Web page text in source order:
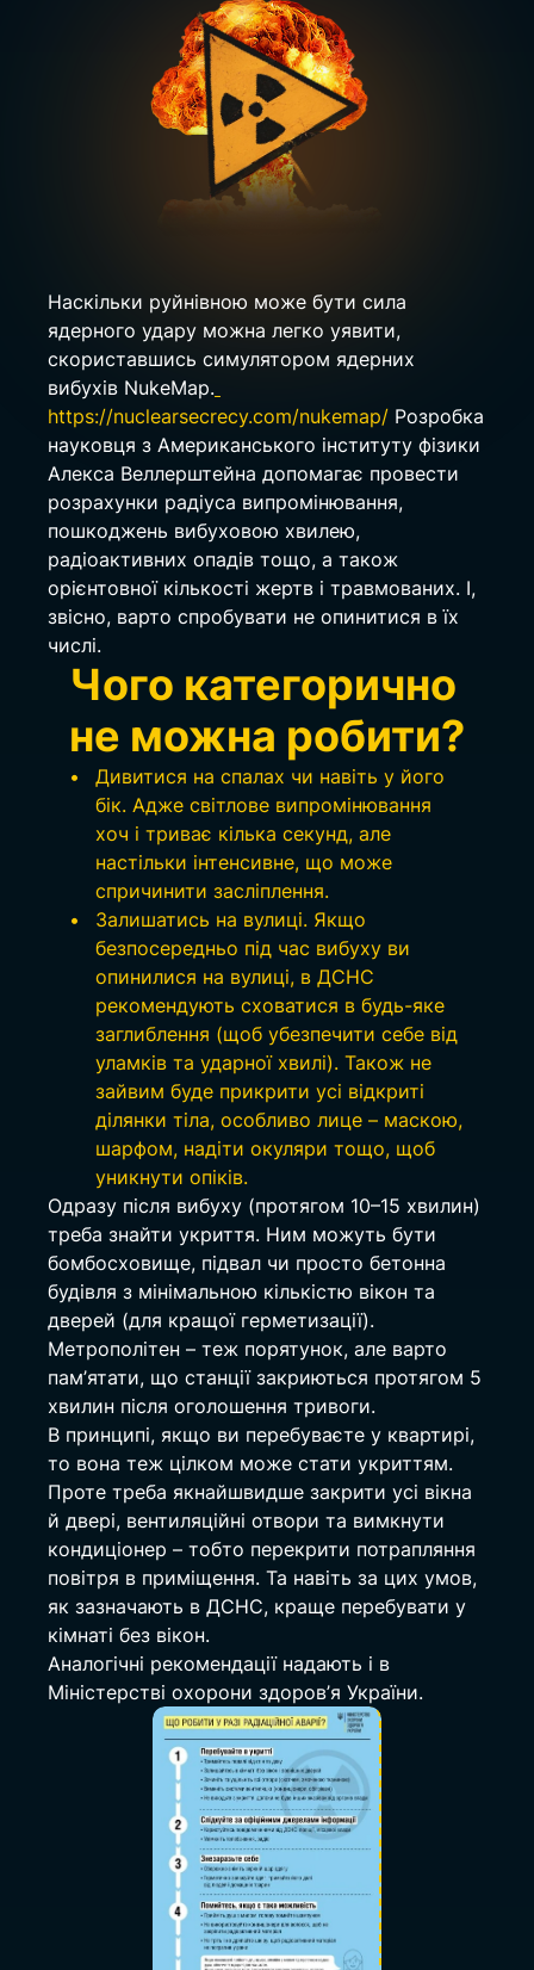
Наскільки руйнівною може бути сила
ядерного удару можна легко уявити,
скориставшись симулятором ядерних
вибухів NukeMap.
https://nuclearsecrecy.com/nukemap/ Розробка
науковця з Американського інституту фізики
Алекса Веллерштейна допомагає провести
розрахунки радіуса випромінювання,
пошкоджень вибуховою хвилею,
радіоактивних опадів тощо, а також
орієнтовної кількості жертв і травмованих. І,
звісно, варто спробувати не опинитися в їх
числі.
Чого категорично
не можна робити?
Дивитися на спалах чи навіть у його
бік. Адже світлове випромінювання
хоч і триває кілька секунд, але
настільки інтенсивне, що може
спричинити засліплення.
Залишатись на вулиці. Якщо
безпосередньо під час вибуху ви
опинилися на вулиці, в ДСНС
рекомендують сховатися в будь-яке
заглиблення (щоб убезпечити себе від
уламків та ударної хвилі). Також не
зайвим буде прикрити усі відкриті
ділянки тіла, особливо лице – маскою,
шарфом, надіти окуляри тощо, щоб
уникнути опіків.
Одразу після вибуху (протягом 10–15 хвилин)
треба знайти укриття. Ним можуть бути
бомбосховище, підвал чи просто бетонна
будівля з мінімальною кількістю вікон та
дверей (для кращої герметизації).
Метрополітен – теж порятунок, але варто
пам’ятати, що станції закриються протягом 5
хвилин після оголошення тривоги.
В принципі, якщо ви перебуваєте у квартирі,
то вона теж цілком може стати укриттям.
Проте треба якнайшвидше закрити усі вікна
й двері, вентиляційні отвори та вимкнути
кондиціонер – тобто перекрити потрапляння
повітря в приміщення. Та навіть за цих умов,
як зазначають в ДСНС, краще перебувати у
кімнаті без вікон.
Аналогічні рекомендації надають і в
Міністерстві охорони здоров’я України.